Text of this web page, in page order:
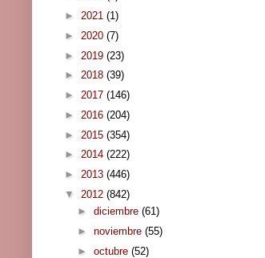
► 2021 (1)
► 2020 (7)
► 2019 (23)
► 2018 (39)
► 2017 (146)
► 2016 (204)
► 2015 (354)
► 2014 (222)
► 2013 (446)
▼ 2012 (842)
► diciembre (61)
► noviembre (55)
► octubre (52)